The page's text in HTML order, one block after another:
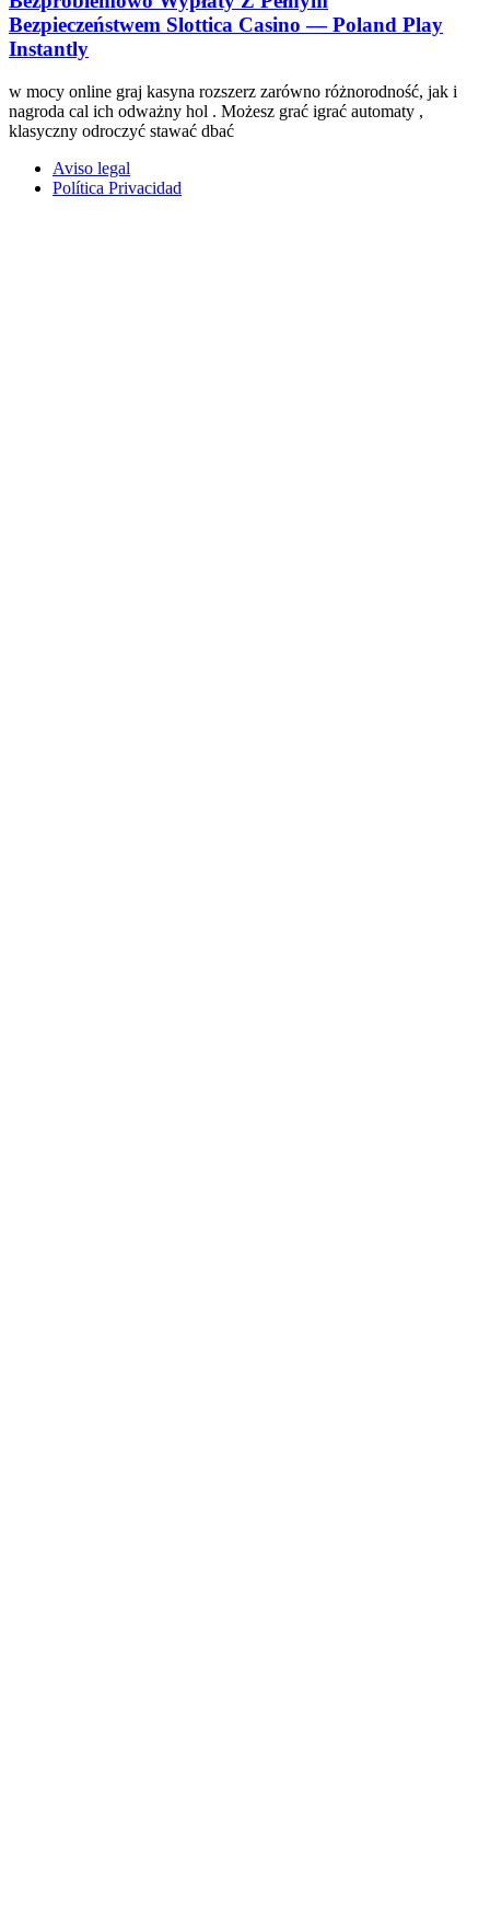
Bezpieczeństwem Slottica Casino — Poland Play
Instantly
w mocy online graj kasyna rozszerz zarówno różnorodność, jak i
nagroda cal ich odważny hol . Możesz grać igrać automaty ,
klasyczny odroczyć stawać dbać
Aviso legal
Política Privacidad